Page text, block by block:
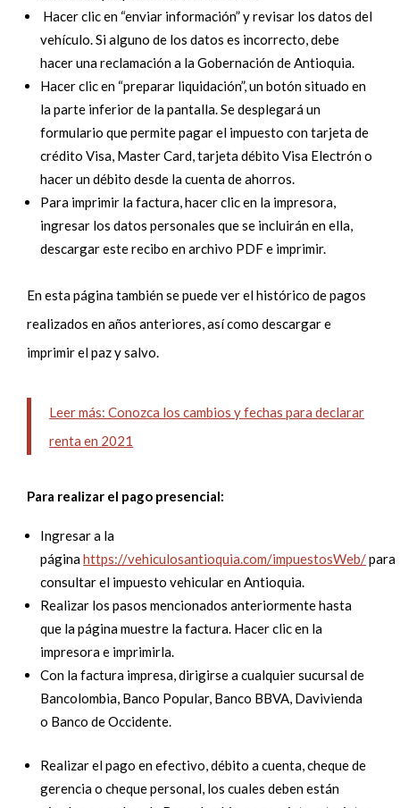
Hacer clic en “enviar información” y revisar los datos del
vehículo. Si alguno de los datos es incorrecto, debe
hacer una reclamación a la Gobernación de Antioquia.
Hacer clic en “preparar liquidación”, un botón situado en
la parte inferior de la pantalla. Se desplegará un
formulario que permite pagar el impuesto con tarjeta de
crédito Visa, Master Card, tarjeta débito Visa Electrón o
hacer un débito desde la cuenta de ahorros.
Para imprimir la factura, hacer clic en la impresora,
ingresar los datos personales que se incluirán en ella,
descargar este recibo en archivo PDF e imprimir.
En esta página también se puede ver el histórico de pagos
realizados en años anteriores, así como descargar e
imprimirel pazy salvo.
Leer más: Conozca los cambios y fechas para declarar
renta en 2021
Para realizar el pago presencial:
Ingresar a la
páginahttps://vehiculosantioquia.com/impuestosWeb/para
consultar el impuesto vehicular en Antioquia
Realizar los pasos mencionados anteriormente hasta
que la página muestre la factura. Hacer clic en la
impresora e imprimirla.
Con la factura impresa, dirigirse a cualquier sucursal de
Bancolombia, Banco Popular, Banco BBVA, Davivienda
o Banco de Occidente.
Realizar el pago en efectivo, débito a cuenta, cheque de
gerencia o cheque personal, los cuales deben están